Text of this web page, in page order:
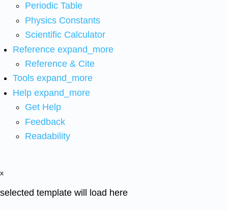
Periodic Table
Physics Constants
Scientific Calculator
Reference expand_more
Reference & Cite
Tools expand_more
Help expand_more
Get Help
Feedback
Readability
x
selected template will load here